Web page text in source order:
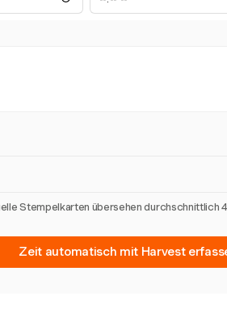
Stempelkarten übersehen
Zeit automatisch mit Harvest